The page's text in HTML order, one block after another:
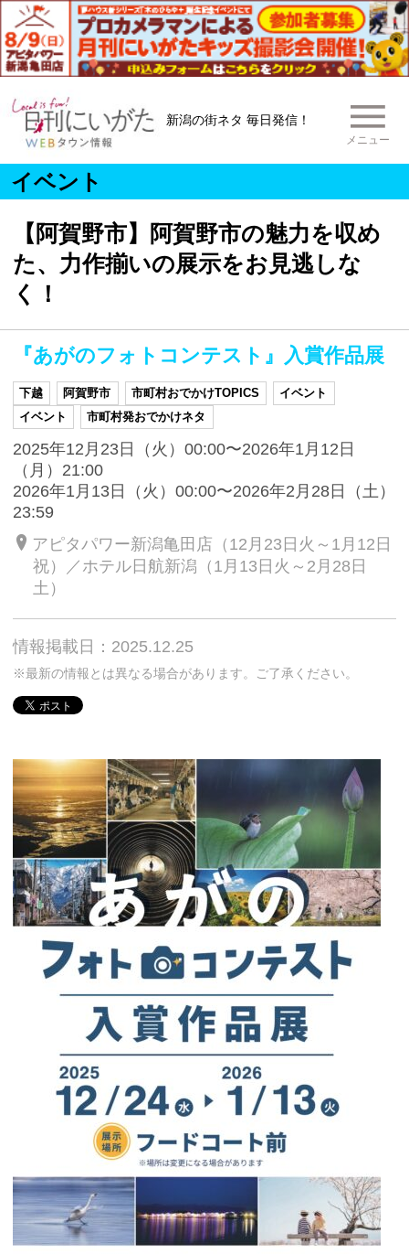
新潟の街ネタ 毎日発信！
メニュー
イベント
【阿賀野市】阿賀野市の魅力を収め
た、力作揃いの展示をお見逃しな
く！
『あがのフォトコンテスト』入賞作品展
下越 阿賀野市 市町村おでかけTOPICS
イベント
イベント
市町村発おでかけネタ
2025年12月23日（火）00:00〜2026年1月12日
（月）21:00
2026年1月13日（火）00:00〜2026年2月28日（土）
23:59
アピタパワー新潟亀田店（12月23日火～1月12日
祝）／ホテル日航新潟（1月13日火～2月28日
土）
情報掲載日：2025.12.25
※最新の情報とは異なる場合があります。ご了承ください。